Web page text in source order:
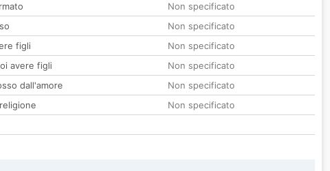
Non specificato
Non specificato
figli
Non specificato
avere figli
Non specificato
dall'amore
Non specificato
Non specificato